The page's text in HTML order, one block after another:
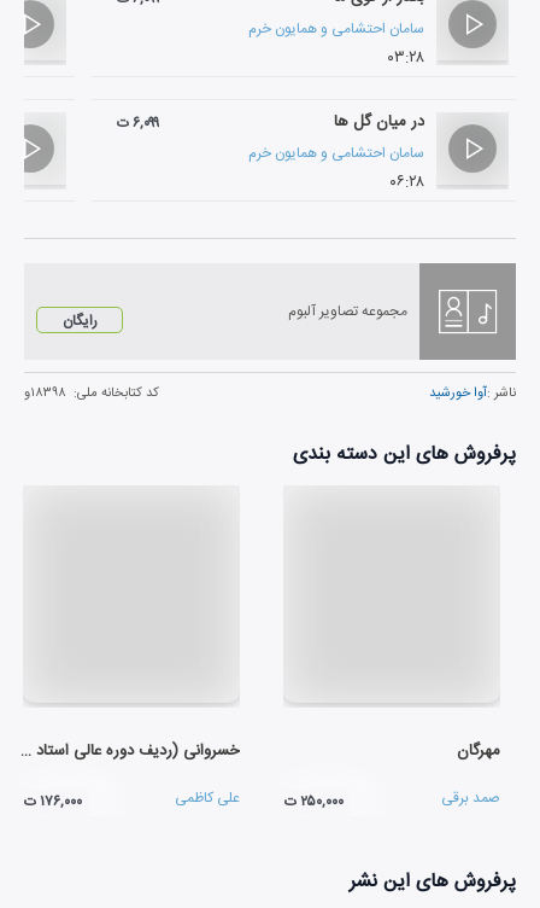
سامان احتشامی و همایون خرم
۰۳:۲۸
در میان گل ها
سامان احتشامی و همایون خرم
۰۶:۲۸
۶,۰۹۹ ت
مجموعه تصاویر آلبوم رایگان
ناشر :آوا خورشید کد کتابخانه ملی: ۱۸۳۹۸و
پرفروش های این دسته بندی
مهرگان
صمد برقی ۲۵۰,۰۰۰ ت
خسروانی (ردیف دوره عالی استاد علی اکبر خان شهنازی - شور)
علی کاظمی ۱۷۶,۰۰۰ ت
پرفروش های این نشر